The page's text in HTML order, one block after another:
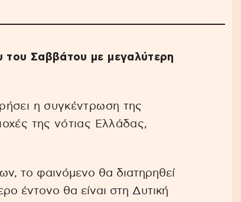
του Σαββάτου με μεγαλύτερη
η συγκέντρωση της
της νότιας Ελλάδας,
το φαινόμενο θα διατηρηθεί
έντονο θα είναι στη Δυτική